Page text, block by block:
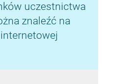
uczestnictwa
znaleźć na